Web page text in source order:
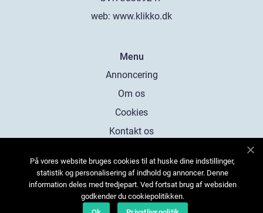
web: www.klikko.dk
Menu
Annoncering
Om os
Cookies
Kontakt os
På vores website bruges cookies til at huske dine indstillinger,
statistik og personalisering af indhold og annoncer. Denne
information deles med tredjepart. Ved fortsat brug af websiden
godkender du cookiepolitikken.